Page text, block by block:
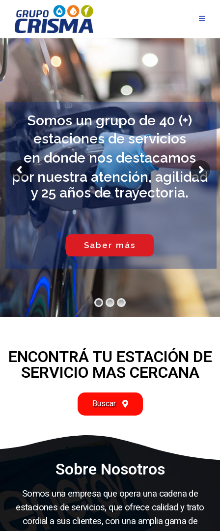
Somos un grupo de 40 (+)
Saber más
estaciones de servicios
en donde nos destacamos
por nuestra atención, agilidad
y 25 años de trayectoria.
ENCONTRÁ TU ESTACIÓN DE
SERVICIO MAS CERCANA
Buscar
Sobre Nosotros
Somos una empresa que opera una cadena de
estaciones de servicios, que ofrece calidad y trato
cordial a sus clientes, con una amplia gama de